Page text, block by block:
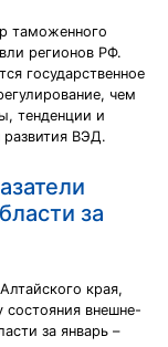
таможенного
регионов РФ.
государственное
чем
тенденции и
ВЭД.
за
края,
состояния внешне-
за январь –